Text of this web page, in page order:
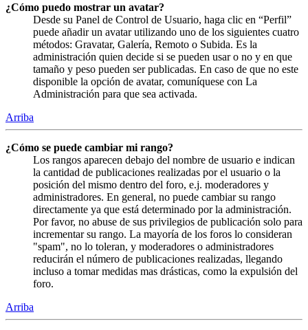
¿Cómo puedo mostrar un avatar?
Desde su Panel de Control de Usuario, haga clic en “Perfil”
puede añadir un avatar utilizando uno de los siguientes cuatro
métodos: Gravatar, Galería, Remoto o Subida. Es la
administración quien decide si se pueden usar o no y en que
tamaño y peso pueden ser publicadas. En caso de que no este
disponible la opción de avatar, comuníquese con La
Administración para que sea activada.
Arriba
¿Cómo se puede cambiar mi rango?
Los rangos aparecen debajo del nombre de usuario e indican
la cantidad de publicaciones realizadas por el usuario o la
posición del mismo dentro del foro, e.j. moderadores y
administradores. En general, no puede cambiar su rango
directamente ya que está determinado por la administración.
Por favor, no abuse de sus privilegios de publicación solo para
incrementar su rango. La mayoría de los foros lo consideran
"spam", no lo toleran, y moderadores o administradores
reducirán el número de publicaciones realizadas, llegando
incluso a tomar medidas mas drásticas, como la expulsión del
foro.
Arriba